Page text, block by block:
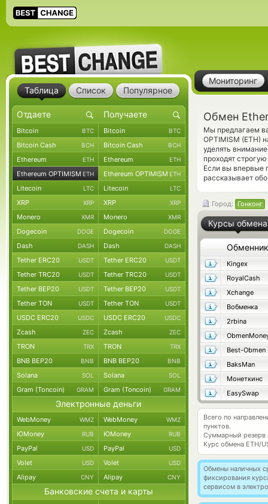
Мониторинг
Обмен
Мы предлагаем
OPTIMISM (ETH)
уделять
проходят
Если вы впервые
рассказывает
Город: Гонконг
Курсы обмена
Обменник
Kingex
RoyalCash
Xchange
Вобменка
2rbina
Best-Obmen
BaksMan
Монеткинс
EasySwap
Всего по
пунктов.
Суммарный резерв
Курс обмена ETH/
Обмены наличных
фиксирования
сервисом в
Таблица Список Популярное
Bitcoin BTC Bitcoin BTC
Bitcoin Cash BCH Bitcoin Cash BCH
Ethereum ETH Ethereum ETH
Ethereum OPTIMISM ETH Ethereum OPTIMISM ETH
Litecoin LTC Litecoin LTC
XRP XRP XRP XRP
Monero XMR Monero XMR
Dogecoin DOGE Dogecoin DOGE
Dash DASH Dash DASH
Tether ERC20 USDT Tether ERC20 USDT
Tether TRC20 USDT Tether TRC20 USDT
Tether BEP20 USDT Tether BEP20 USDT
Tether TON USDT Tether TON USDT
USDC ERC20 USDC USDC ERC20 USDC
Zcash ZEC Zcash ZEC
TRON TRX TRON TRX
BNB BEP20 BNB BNB BEP20 BNB
Solana SOL Solana SOL
Gram (Toncoin) GRAM Gram (Toncoin) GRAM
Электронные деньги
WebMoney WMZ WebMoney WMZ
ЮMoney RUB ЮMoney RUB
PayPal USD PayPal USD
Volet USD Volet USD
Alipay CNY Alipay CNY
Банковские счета и карты